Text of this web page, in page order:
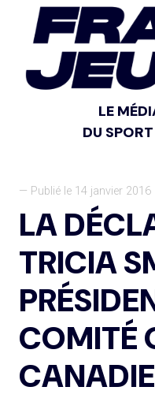
LE
DU
— Publié le 14 janvier 2016
LA
TRICIA
COMITÉ